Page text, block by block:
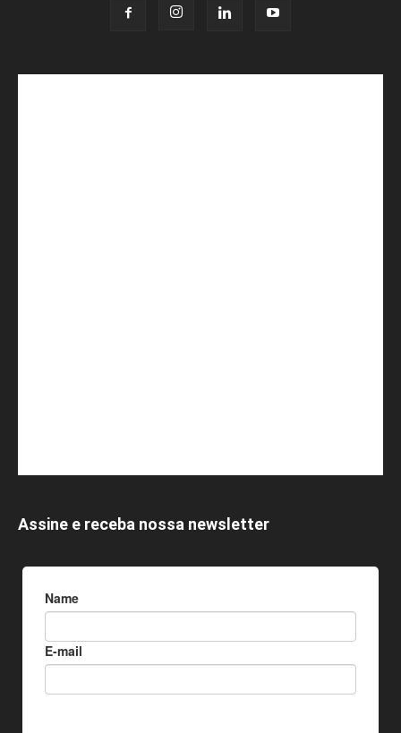
Assine e receba nossa newsletter